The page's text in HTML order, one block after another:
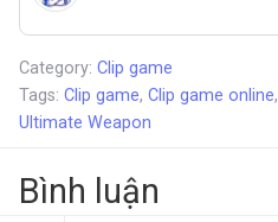
Category: Clip game
Tags: Clip game, Clip game online,
Ultimate Weapon
Bình luận